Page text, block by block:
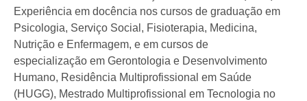
Experiência em docência nos cursos de graduação em
Psicologia, Serviço Social, Fisioterapia, Medicina,
Nutrição e Enfermagem, e em cursos de
especialização em Gerontologia e Desenvolvimento
Humano, Residência Multiprofissional em Saúde
(HUGG), Mestrado Multiprofissional em Tecnologia no